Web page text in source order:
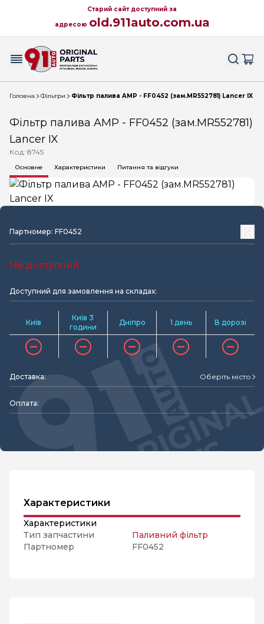
Старий сайт доступний за
адресою old.911auto.com.ua
Головна Фільтри Фільтр палива AMP - FF0452 (зам.MR552781) Lancer IX
Фільтр палива AMP - FF0452 (зам.MR552781)
Lancer IX
Код: 8745
Основне Характеристики Питання та відгуки
Партномер: FF0452
Не доступний
Доступний для замовлення на складах:
Київ
Київ 3
години
Дніпро 1 день В дорозі
Доставка: Оберіть місто
Оплата:
Характеристики
Характеристики
Тип запчастини
Паливний фільтр
Партномер
FF0452